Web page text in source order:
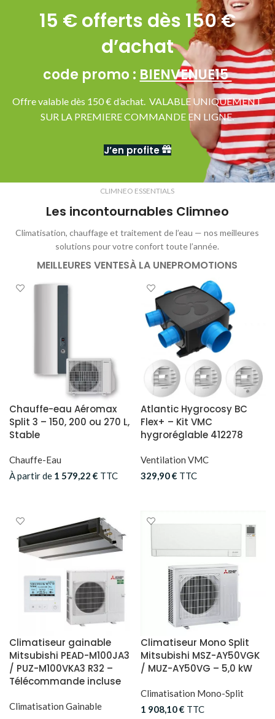
15 € offerts dès 150 €
d’achat
code promo : BIENVENUE15
Offre valable dès 150 € d’achat. VALABLE UNIQUEMENT
SUR LA PREMIERE COMMANDE EN LIGNE.
J’en profite
CLIMNEO ESSENTIALS
Les incontournables Climneo
Climatisation, chauffage et traitement de l’eau — nos meilleures
solutions pour votre confort toute l’année.
MEILLEURES VENTESÀ LA UNEPROMOTIONS
Chauffe-eau Aéromax
Split 3 – 150, 200 ou 270 L,
Stable
Chauffe-Eau
À partir de 1 579,22 € TTC
Atlantic Hygrocosy BC
Flex+ – Kit VMC
hygroréglable 412278
Ventilation VMC
329,90€ TTC
Climatiseur gainable
Mitsubishi PEAD-M100JA3
/ PUZ-M100VKA3 R32 –
Télécommande incluse
Climatisation Gainable
Climatiseur Mono Split
Mitsubishi MSZ-AY50VGK
/ MUZ-AY50VG – 5,0 kW
Climatisation Mono-Split
1 908,10€ TTC